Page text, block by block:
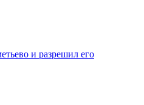
и разрешил его